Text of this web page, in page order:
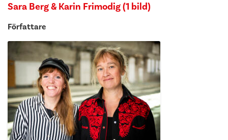
Sara Berg & Karin Frimodig (1 bild)
Författare